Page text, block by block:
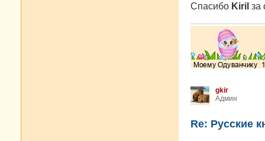
Спасибо Kiril за
gkir
Админ
Re: Русские